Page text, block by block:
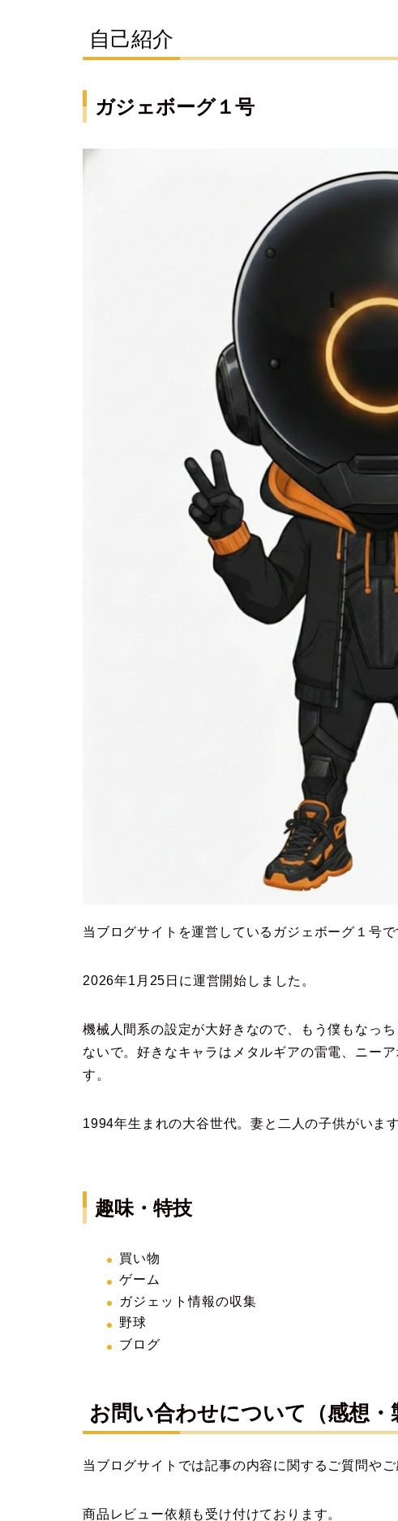
自己紹介
ガジェボーグ１号
当ブログサイトを運営しているガジェボーグ１号で
2026年1月25日に運営開始しました。
機械人間系の設定が大好きなので、もう僕もなっ
ないで。好きなキャラはメタルギアの雷電、ニー
す。
1994年生まれの大谷世代。妻と二人の子供がいま
趣味・特技
買い物
ゲーム
ガジェット情報の収集
野球
ブログ
お問い合わせについて（感想・
当ブログサイトでは記事の内容に関するご質問や
商品レビュー依頼も受け付けております。